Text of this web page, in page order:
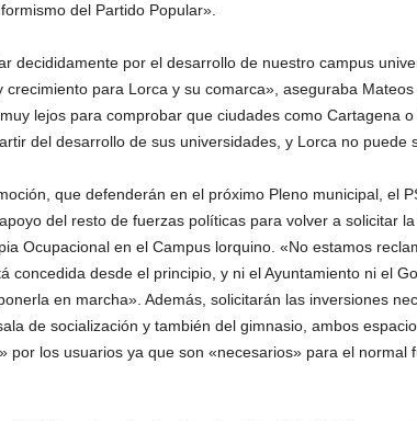
del Partido Popular».
decididamente por el desarrollo de nuestro campus
crecimiento para Lorca y su comarca», aseguraba
lejos para comprobar que ciudades como Cartagena
del desarrollo de sus universidades, y Lorca no puede
que defenderán en el próximo Pleno municipal, el
del resto de fuerzas políticas para volver a solicitar
Ocupacional en el Campus lorquino. «No estamos
concedida desde el principio, y ni el Ayuntamiento ni el
en marcha». Además, solicitarán las inversiones
de socialización y también del gimnasio, ambos
por los usuarios ya que son «necesarios» para el normal